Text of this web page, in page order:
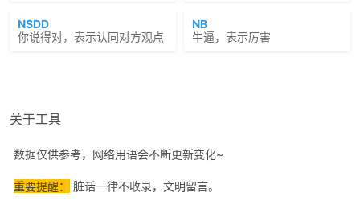
NSDD
你说得对，表示认同对方观点
NB
牛逼，表示厉害
关于工具
数据仅供参考，网络用语会不断更新变化~
重要提醒： 脏话一律不收录，文明留言。